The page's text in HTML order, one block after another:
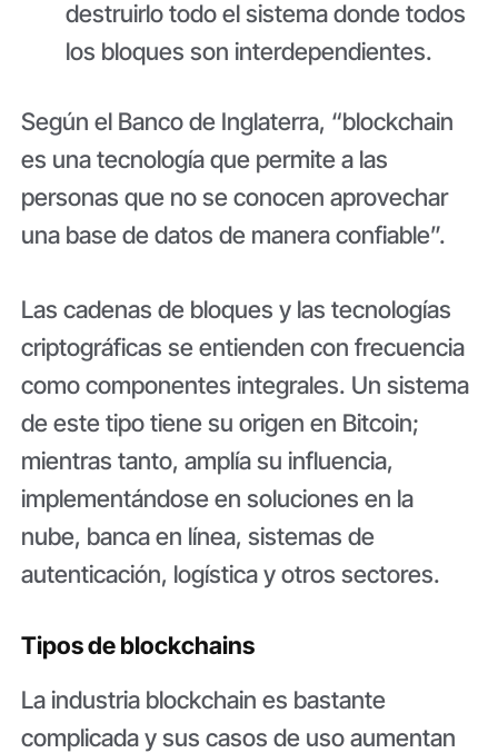
destruirlo todo el sistema donde todos
los bloques son interdependientes.
Según el Banco de Inglaterra, “blockchain
es una tecnología que permite a las
personas que no se conocen aprovechar
una base de datos de manera confiable”.
Las cadenas de bloques y las tecnologías
criptográficas se entienden con frecuencia
como componentes integrales. Un sistema
de este tipo tiene su origen en Bitcoin;
mientras tanto, amplía su influencia,
implementándose en soluciones en la
nube, banca en línea, sistemas de
autenticación, logística y otros sectores.
Tipos de blockchains
La industria blockchain es bastante
complicada y sus casos de uso aumentan